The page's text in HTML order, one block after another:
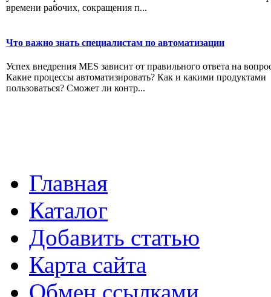
времени рабочих, сокращения п...
Что важно знать специалистам по автоматизации
Успех внедрения MES зависит от правильного ответа на
Какие процессы автоматизировать? Как и какими продуктами
пользоваться? Сможет ли контр...
Главная
Каталог
Добавить статью
Карта сайта